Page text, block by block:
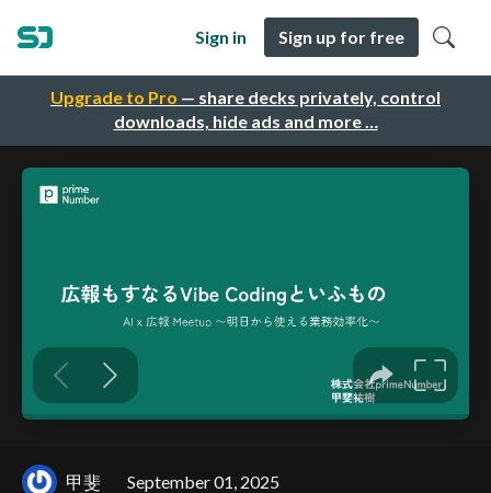
Upgrade to Pro — share decks privately, control
downloads, hide ads and more …
Sign in Sign up for free
甲斐 September 01, 2025